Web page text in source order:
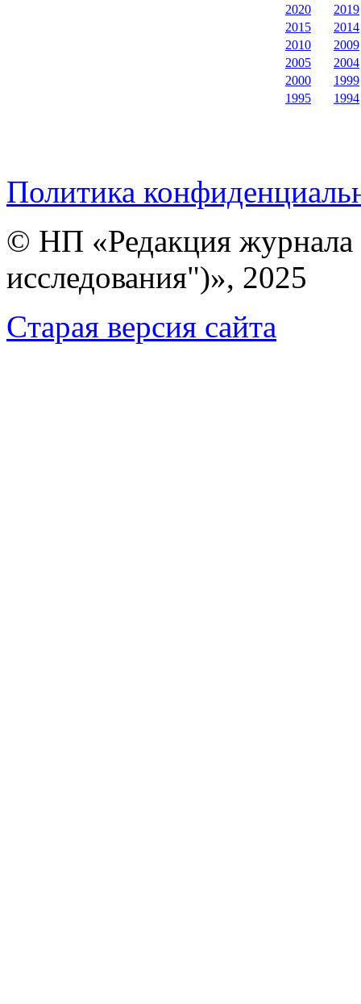
2020
2019
2015
2014
2010
2009
2005
2004
2000
1999
1995
1994
Политика
© НП «Редакция
исследования")», 2025
Cтарая версия сайта